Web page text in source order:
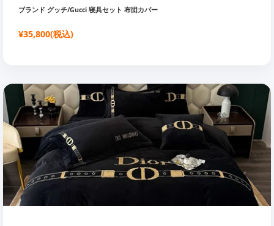
ブランド グッチ/Gucci 寝具セット 布団カバー
¥35,800(税込)